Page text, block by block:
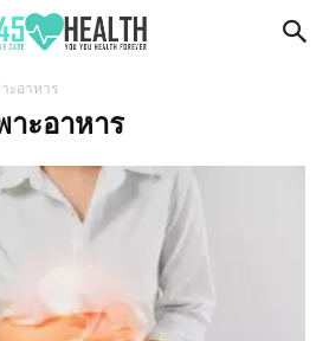
ะอาหาร
าะอาหาร